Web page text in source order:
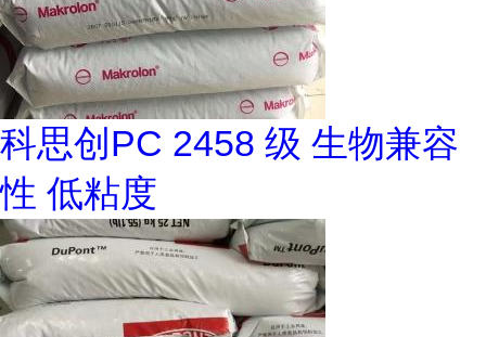
科思创PC 2458 级 生物兼容
性 低粘度